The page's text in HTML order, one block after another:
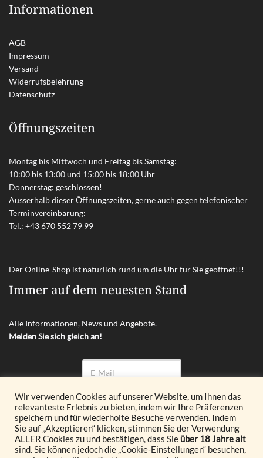
Informationen
AGB
Impressum
Versand
Widerrufsbelehrung
Datenschutz
Öffnungszeiten
Montag bis Mittwoch und Freitag bis Samstag:
10:00 bis 13:00 und 15:00 bis 18:00 Uhr
Donnerstag: geschlossen!
Ausserhalb dieser Öffnungszeiten, gerne auch gegen telefonischer
Terminvereinbarung:
Tel.: +43 670 552 79 99
Der Online-Shop ist natürlich rund um die Uhr für Sie geöffnet!!!
Immer auf dem neuesten Stand
Alle Informationen, News und Angebote.
Melden Sie sich gleich an!
Abonnieren
© 2026 Glöckl OG. All Rights Reserved.
Wir verwenden Cookies auf unserer Website, um Ihnen das
relevanteste Erlebnis zu bieten, indem wir Ihre Präferenzen
speichern und für wiederholte Besuche verwenden. Indem
Sie auf „Akzeptieren“ klicken, stimmen Sie der Verwendung
ALLER Cookies zu und bestätigen, dass Sie über 18 Jahre alt
sind. Sie können jedoch die „Cookie-Einstellungen“ besuchen,